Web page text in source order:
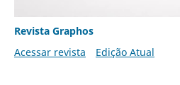
Revista Graphos
Acessar revista
Edição Atual